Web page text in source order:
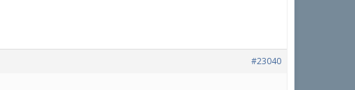
#23040